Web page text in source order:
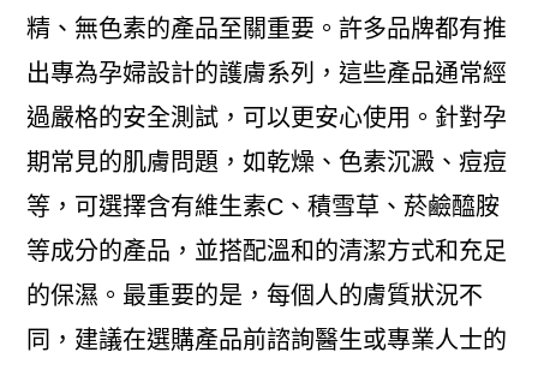
精、無色素的產品至關重要。許多品牌都有推
出專為孕婦設計的護膚系列，這些產品通常經
過嚴格的安全測試，可以更安心使用。針對孕
期常見的肌膚問題，如乾燥、色素沉澱、痘痘
等，可選擇含有維生素C、積雪草、菸鹼醯胺
等成分的產品，並搭配溫和的清潔方式和充足
的保濕。最重要的是，每個人的膚質狀況不
同，建議在選購產品前諮詢醫生或專業人士的